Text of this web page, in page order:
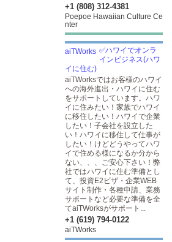
+1 (808) 312-4381
Poepoe Hawaiian Culture Ce
nter
✅ハワイでオンラ
インビジネス(ハワ
イに住む)
aiTWorksではお客様のハワイ
への海外進出・ハワイに住む
をサポートしています。ハワ
イに住みたい！家族でハワイ
に移住したい！ハワイで企業
したい！子会社を設立した
い！ハワイに移住して仕事が
したい！けどどうやってハワ
イで住める様になるか分から
ない、、、ご安心下さい！弊
社ではハワイに住む準備とし
て、投資E2ビザ・企業WEB
サイト制作・各種申請、業務
サポートなど必要な準備を全
てaiTWorksがサポート...
+1 (619) 794-0122
aiTWorks